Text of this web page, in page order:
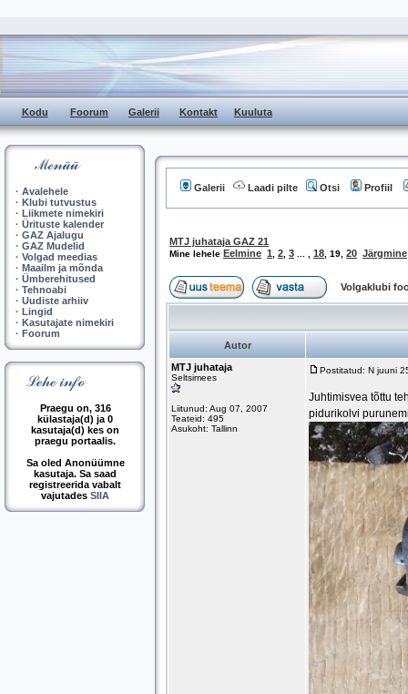
Kodu Foorum Galerii Kontakt Kuuluta
· Avalehele
· Klubi tutvustus
· Liikmete nimekiri
· Ürituste kalender
· GAZ Ajalugu
· GAZ Mudelid
· Volgad meedias
· Maailm ja mõnda
· Ümberehitused
· Tehnoabi
· Uudiste arhiiv
· Lingid
· Kasutajate nimekiri
· Foorum
Praegu on, 316
külastaja(d) ja 0
kasutaja(d) kes on
praegu portaalis.
Sa oled Anonüümne
kasutaja. Sa saad
registreerida vabalt
vajutades SIIA
Galerii Laadi pilte Otsi Profiil
MTJ juhataja GAZ 21
Mine lehele Eelmine 1 2 3 18 19 20 Järgmine
Volgaklubi
Autor
MTJ juhataja
Seltsimees
Liitunud: Aug 07, 2007
Teateid: 495
Asukoht: Tallinn
Postitatud: N juuni
Juhtimisvea tõttu
pidurikolvi